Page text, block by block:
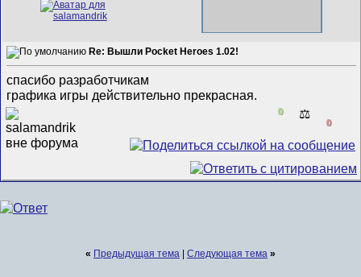
Re: Вышли Pocket Heroes 1.02!
спасибо разработчикам
графика игры действительно прекрасная.
0 ⚖️
0
« Предыдущая тема Следующая тема »